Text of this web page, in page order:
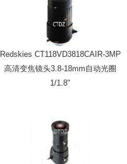
Redskies CT118VD3818CAIR-3MP
高清变焦镜头3.8-18mm自动光圈
1/1.8"